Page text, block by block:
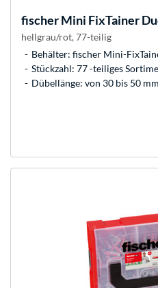
fischerMini FixTainer
hellgrau/rot, 77-teilig
Behälter: fischer Mini-
Stückzahl: 77 -teiliges
Dübellänge: von 30 bis 50 mm